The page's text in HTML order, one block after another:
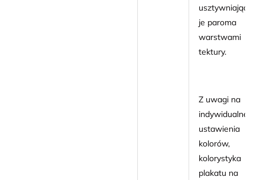
usztywniając
je paroma
warstwami
tektury.
Z uwagi na
indywidualne
ustawienia
kolorów,
kolorystyka
plakatu na